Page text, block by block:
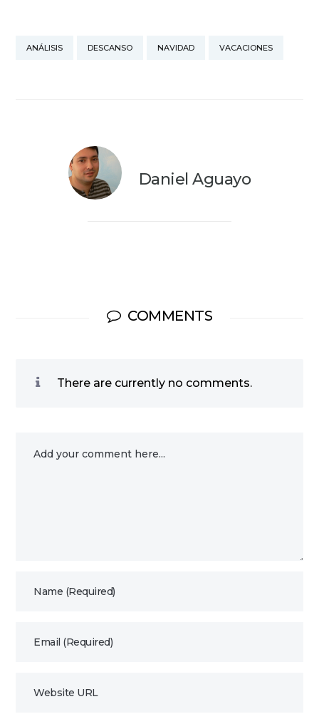
ANÁLISIS DESCANSO NAVIDAD VACACIONES
Daniel Aguayo
COMMENTS
There are currently no comments.